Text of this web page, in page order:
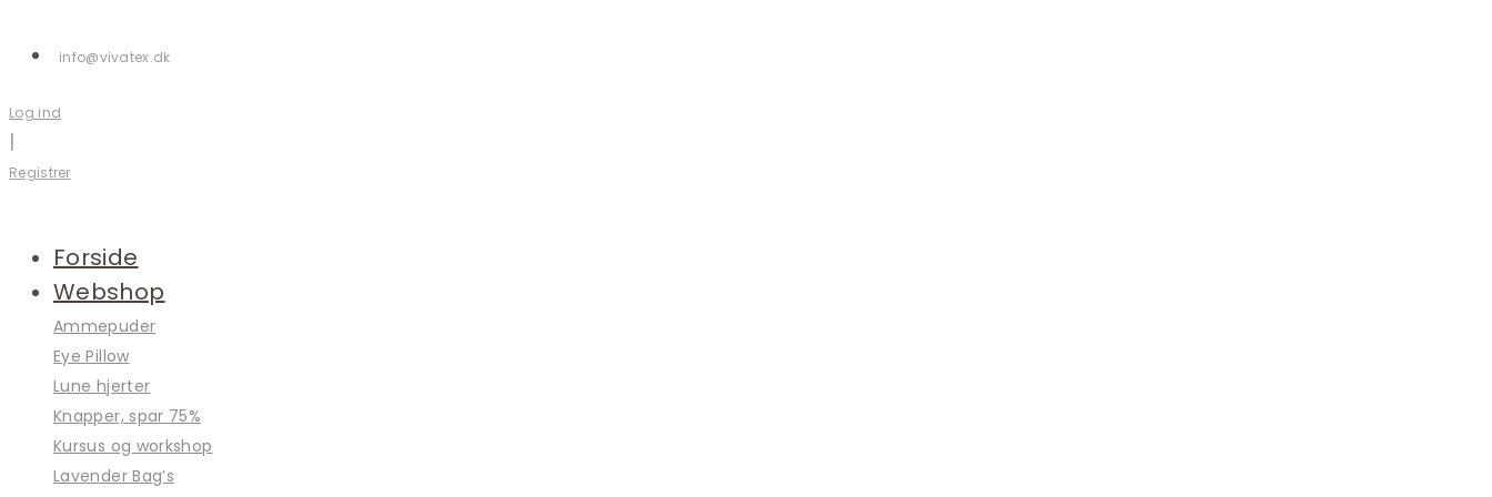
info@vivatex.dk
Log ind
|
Registrer
Forside
Webshop
Ammepuder
Eye Pillow
Lune hjerter
Knapper, spar 75%
Kursus og workshop
Lavender Bag’s